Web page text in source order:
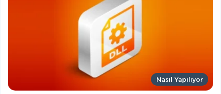
Nasıl Yapılıyor